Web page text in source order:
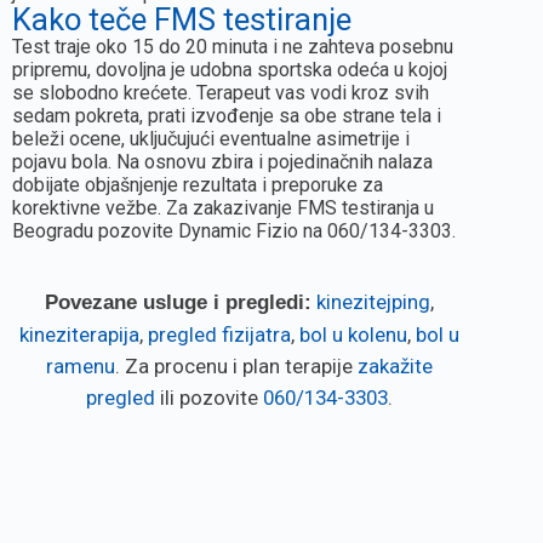
Kako teče FMS testiranje
Test traje oko 15 do 20 minuta i ne zahteva posebnu
pripremu, dovoljna je udobna sportska odeća u kojoj
se slobodno krećete. Terapeut vas vodi kroz svih
sedam pokreta, prati izvođenje sa obe strane tela i
beleži ocene, uključujući eventualne asimetrije i
pojavu bola. Na osnovu zbira i pojedinačnih nalaza
dobijate objašnjenje rezultata i preporuke za
korektivne vežbe. Za zakazivanje FMS testiranja u
Beogradu pozovite Dynamic Fizio na 060/134-3303.
Povezane usluge i pregledi: kinezitejping,
kineziterapija, pregled fizijatra, bol u kolenu, bol u
ramenu. Za procenu i plan terapije zakažite
pregled ili pozovite 060/134-3303.